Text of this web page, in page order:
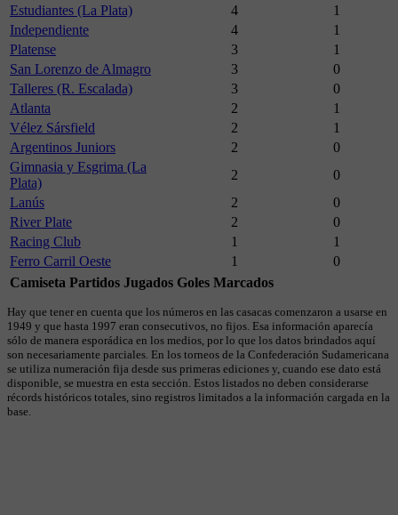
Estudiantes (La Plata)
4
1
Independiente
4
1
Platense
3
1
San Lorenzo de Almagro
3
0
Talleres (R. Escalada)
3
0
Atlanta
2
1
Vélez Sársfield
2
1
Argentinos Juniors
2
0
Gimnasia y Esgrima (La
Plata)
2
0
Lanús
2
0
River Plate
2
0
Racing Club
1
1
Ferro Carril Oeste
1
0
Camiseta Partidos Jugados Goles Marcados
Hay que tener en cuenta que los números en las casacas comenzaron a usarse en
1949 y que hasta 1997 eran consecutivos, no fijos. Esa información aparecía
sólo de manera esporádica en los medios, por lo que los datos brindados aquí
son necesariamente parciales. En los torneos de la Confederación Sudamericana
se utiliza numeración fija desde sus primeras ediciones y, cuando ese dato está
disponible, se muestra en esta sección. Estos listados no deben considerarse
récords históricos totales, sino registros limitados a la información cargada en la
base.